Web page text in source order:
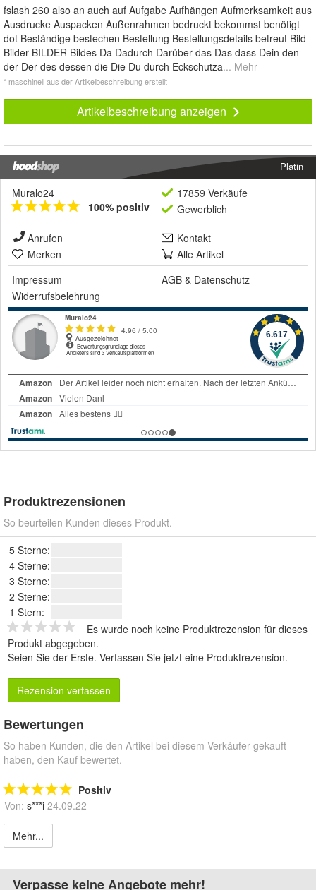
fslash 260 also an auch auf Aufgabe Aufhängen Aufmerksamkeit aus
Ausdrucke Auspacken Außenrahmen bedruckt bekommst benötigt
dot Beständige bestechen Bestellung Bestellungsdetails betreut Bild
Bilder BILDER Bildes Da Dadurch Darüber das Das dass Dein den
der Der des dessen die Die Du durch Eckschutza... Mehr
* maschinell aus der Artikelbeschreibung erstellt
Artikelbeschreibung anzeigen
Platin
Muralo24
100% positiv
17859 Verkäufe
Gewerblich
Anrufen
Kontakt
Merken
Alle Artikel
Impressum
AGB & Datenschutz
Widerrufsbelehrung
Produktrezensionen
So beurteilen Kunden dieses Produkt.
5 Sterne:
4 Sterne:
3 Sterne:
2 Sterne:
1 Stern:
Es wurde noch keine Produktrezension für dieses
Produkt abgegeben.
Seien Sie der Erste. Verfassen Sie jetzt eine Produktrezension.
Rezension verfassen
Bewertungen
So haben Kunden, die den Artikel bei diesem Verkäufer gekauft
haben, den Kauf bewertet.
Positiv
Von: s***i 24.09.22
Mehr...
Verpasse keine Angebote mehr!